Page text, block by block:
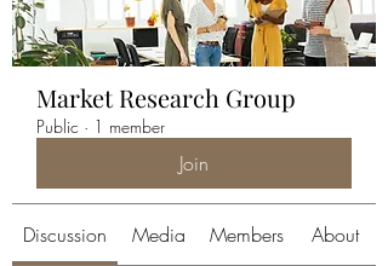
Market Research Group
Public · 1 member
Join
Discussion Media Members About